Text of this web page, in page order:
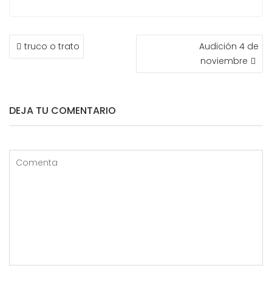
NAVEGACIÓN
DEtruco o trato
Audición 4 de
noviembre
DEJA TU COMENTARIO